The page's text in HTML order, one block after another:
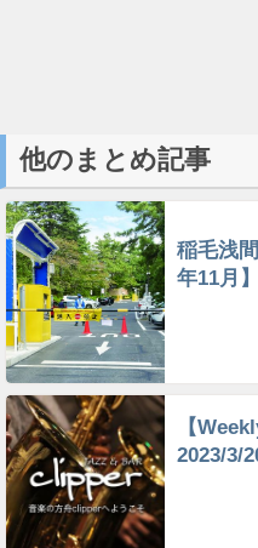
他のまとめ記事
稲毛浅
年11月】
【
2023/3/